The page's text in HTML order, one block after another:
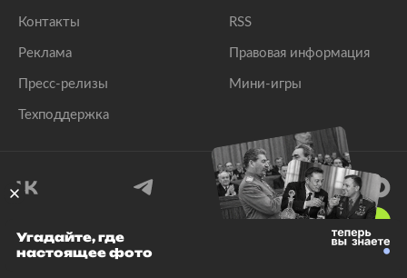
Контакты
Реклама
Пресс-релизы
Техподдержка
RSS
Правовая информация
Мини-игры
© 1999–2026 Все права защищены.
Угадайте, где
настоящее фото